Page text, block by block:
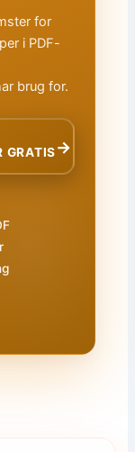
for
i PDF-
brug for.
GRATIS→